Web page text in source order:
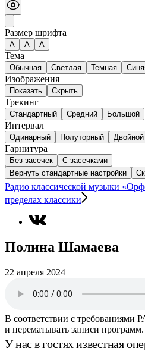
Размер шрифта
А A A
Тема
Обычная Светлая Темная
Изображения
Показать Скрыть
Трекинг
Стандартный Средний Большой
Интервал
Одинарный Полуторный Двойной
Гарнитура
Без засечек
С засечками
Вернуть стандартные настройки
Радио классической музыки
пределах классики
Полина Шамаева
22 апреля 2024
В соответствии с требованиями
и перематывать записи программ.
У нас в гостях известная